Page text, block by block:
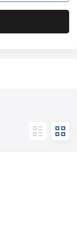
 